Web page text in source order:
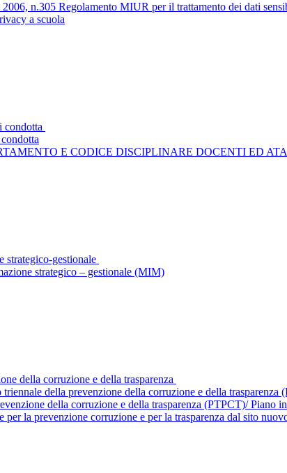
n.305 Regolamento MIUR per il trattamento dei dati
a scuola
condotta
E CODICE DISCIPLINARE DOCENTI ED ATA
strategico-gestionale
strategico – gestionale (MIM)
della corruzione e della trasparenza
della prevenzione della corruzione e della
della corruzione e della trasparenza (PTPCT)/ Piano
per la prevenzione corruzione e per la trasparenza dal sito